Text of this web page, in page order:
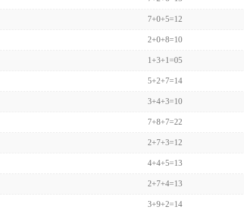
7+0+5=12
2+0+8=10
1+3+1=05
5+2+7=14
3+4+3=10
7+8+7=22
2+7+3=12
4+4+5=13
2+7+4=13
3+9+2=14